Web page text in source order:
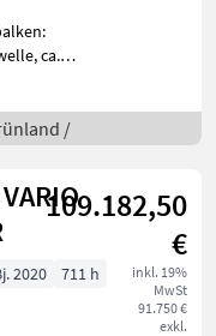
ca.
/
109.182,50
€
inkl. 19%
MwSt
91.750 €
exkl.
2020 711 h